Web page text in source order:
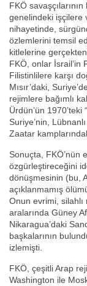
FKÖ
genelindeki işçilere
nihayetinde,
özlemlerini temsil
kitlelerine
FKÖ, onlar İsrail’in
Filistinlilere karşı
Mısır’daki,
rejimlere bağımlı
Ürdün’ün
Suriye’nin,
Zaatar
Sonuçta, FKÖ’nün
özgürleştireceğini
dönüşmesinin (bu,
açıklanmamış
Onun evrimi,
aralarında Güney
Nikaragua’daki
başkalarının
izlemişti.
FKÖ, çeşitli Arap
Washington ile